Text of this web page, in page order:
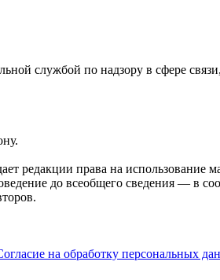
службой по надзору в сфере
редакции права на
до всеобщего сведения — в
на обработку персональных